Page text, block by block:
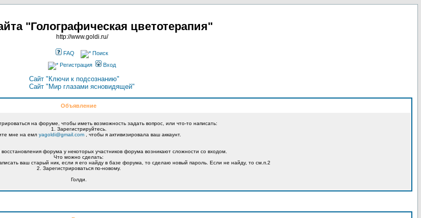
"Голографическая цветотерапия"
http://www.goldi.ru/
FAQ
Поиск
Регистрация
Вход
Сайт "Ключи к подсознанию"
Сайт "Мир глазами ясновидящей"
Объявление
на форуме, чтобы иметь возможность задать вопрос, или что-то написать:
1. Зарегистрируйтесь.
мне на емл yagoldi@gmail.com , чтобы я активизировала ваш аккаунт.
форума у некоторых участников форума возникают сложности со входом.
Что можно сделать:
ваш старый ник, если я его найду в базе форума, то сделаю новый пароль. Если не найду, то см.п.2
2. Зарегистрироваться по-новому.
Голди.